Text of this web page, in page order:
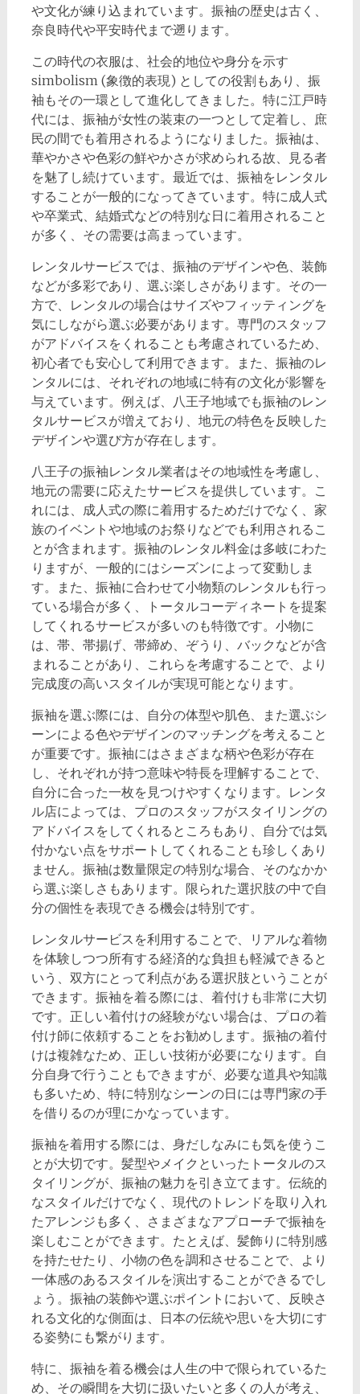
や文化が練り込まれています。振袖の歴史は古く、
奈良時代や平安時代まで遡ります。
この時代の衣服は、社会的地位や身分を示す
simbolism (象徴的表現) としての役割もあり、振
袖もその一環として進化してきました。特に江戸時
代には、振袖が女性の装束の一つとして定着し、庶
民の間でも着用されるようになりました。振袖は、
華やかさや色彩の鮮やかさが求められる故、見る者
を魅了し続けています。最近では、振袖をレンタル
することが一般的になってきています。特に成人式
や卒業式、結婚式などの特別な日に着用されること
が多く、その需要は高まっています。
レンタルサービスでは、振袖のデザインや色、装飾
などが多彩であり、選ぶ楽しさがあります。その一
方で、レンタルの場合はサイズやフィッティングを
気にしながら選ぶ必要があります。専門のスタッフ
がアドバイスをくれることも考慮されているため、
初心者でも安心して利用できます。また、振袖のレ
ンタルには、それぞれの地域に特有の文化が影響を
与えています。例えば、八王子地域でも振袖のレン
タルサービスが増えており、地元の特色を反映した
デザインや選び方が存在します。
八王子の振袖レンタル業者はその地域性を考慮し、
地元の需要に応えたサービスを提供しています。こ
れには、成人式の際に着用するためだけでなく、家
族のイベントや地域のお祭りなどでも利用されるこ
とが含まれます。振袖のレンタル料金は多岐にわた
りますが、一般的にはシーズンによって変動しま
す。また、振袖に合わせて小物類のレンタルも行っ
ている場合が多く、トータルコーディネートを提案
してくれるサービスが多いのも特徴です。小物に
は、帯、帯揚げ、帯締め、ぞうり、バックなどが含
まれることがあり、これらを考慮することで、より
完成度の高いスタイルが実現可能となります。
振袖を選ぶ際には、自分の体型や肌色、また選ぶシ
ーンによる色やデザインのマッチングを考えること
が重要です。振袖にはさまざまな柄や色彩が存在
し、それぞれが持つ意味や特長を理解することで、
自分に合った一枚を見つけやすくなります。レンタ
ル店によっては、プロのスタッフがスタイリングの
アドバイスをしてくれるところもあり、自分では気
付かない点をサポートしてくれることも珍しくあり
ません。振袖は数量限定の特別な場合、そのなかか
ら選ぶ楽しさもあります。限られた選択肢の中で自
分の個性を表現できる機会は特別です。
レンタルサービスを利用することで、リアルな着物
を体験しつつ所有する経済的な負担も軽減できると
いう、双方にとって利点がある選択肢ということが
できます。振袖を着る際には、着付けも非常に大切
です。正しい着付けの経験がない場合は、プロの着
付け師に依頼することをお勧めします。振袖の着付
けは複雑なため、正しい技術が必要になります。自
分自身で行うこともできますが、必要な道具や知識
も多いため、特に特別なシーンの日には専門家の手
を借りるのが理にかなっています。
振袖を着用する際には、身だしなみにも気を使うこ
とが大切です。髪型やメイクといったトータルのス
タイリングが、振袖の魅力を引き立てます。伝統的
なスタイルだけでなく、現代のトレンドを取り入れ
たアレンジも多く、さまざまなアプローチで振袖を
楽しむことができます。たとえば、髪飾りに特別感
を持たせたり、小物の色を調和させることで、より
一体感のあるスタイルを演出することができるでし
ょう。振袖の装飾や選ぶポイントにおいて、反映さ
れる文化的な側面は、日本の伝統や思いを大切にす
る姿勢にも繋がります。
特に、振袖を着る機会は人生の中で限られているた
め、その瞬間を大切に扱いたいと多くの人が考え、